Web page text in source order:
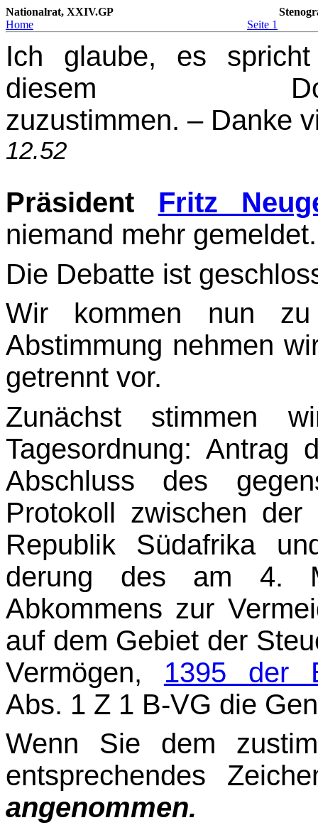
Nationalrat, XXIV.GP
Home
Seite 1
Ich glaube, es
diesem
zuzustimmen. – Danke
12.52
Präsident Fritz
niemand mehr gemeldet.
Die Debatte ist
Wir kommen nun
Abstimmung nehmen
getrennt vor.
Zunächst stimmen
Tagesordnung: Antrag
Abschluss des
Protokoll zwischen
Republik Südafrika
derung des am 4.
Abkommens zur
auf dem Gebiet der
Vermögen, 1395 der
Abs. 1 Z 1 B-VG die
Wenn Sie dem
entsprechendes
angenommen.